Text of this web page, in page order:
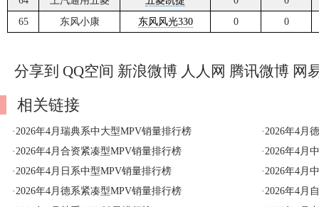
65
东风小康 东风风光330 0 0
分享到 QQ空间 新浪微博 人人网 腾讯微博 网
相关链接
·2026年4月瑞典系中大型MPV销量排行榜 ·2026年4月
·2026年4月合资紧凑型MPV销量排行榜 ·2026年4月
·2026年4月日系中型MPV销量排行榜 ·2026年4月
·2026年4月德系紧凑型MPV销量排行榜 ·2026年4月